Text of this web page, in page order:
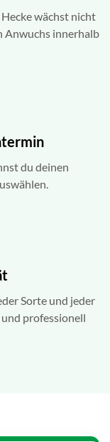
wächst nicht
Anwuchs innerhalb
du deinen
Sorte und jeder
professionell